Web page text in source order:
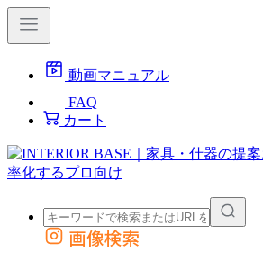
動画マニュアル
FAQ
カート
外部サイトの商品をカートに追加
画像検索